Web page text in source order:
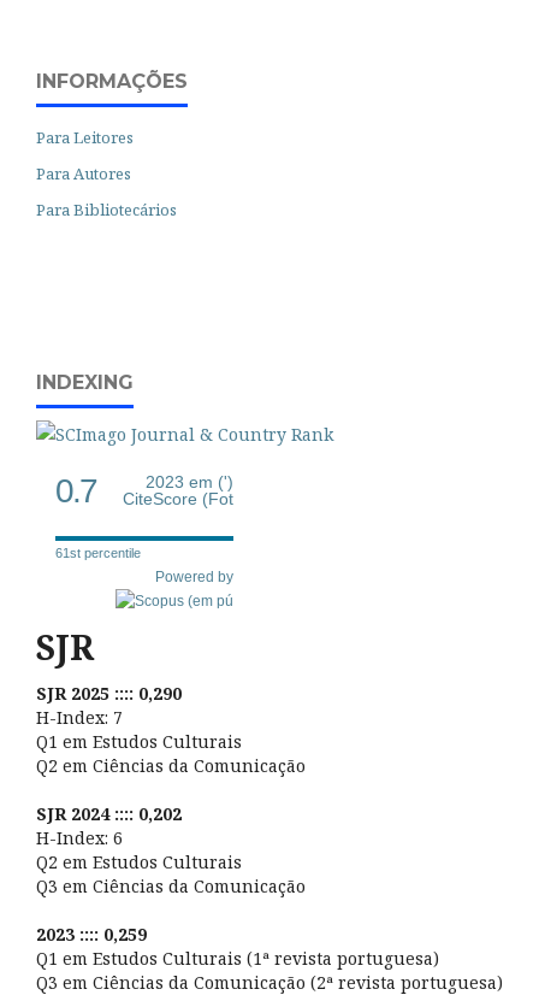
INFORMAÇÕES
Para Leitores
Para Autores
Para Bibliotecários
INDEXING
0.7
2023 em (')
CiteScore (Fot
61st percentile
Powered by
SJR
SJR 2025 :::: 0,290
H-Index: 7
Q1 em Estudos Culturais
Q2 em Ciências da Comunicação
SJR 2024 :::: 0,202
H-Index: 6
Q2 em Estudos Culturais
Q3 em Ciências da Comunicação
2023 :::: 0,259
Q1 em Estudos Culturais (1ª revista portuguesa)
Q3 em Ciências da Comunicação (2ª revista portuguesa)